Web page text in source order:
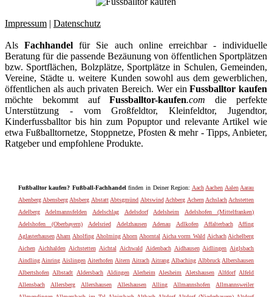
Impressum | Datenschutz
AlsFachhandel für Sie auch online erreichbar - individuelle
Beratung für die passende Bezäunung von öffentlichen Sportplätzen
bzw. Sportflächen, Bolzplätze, Sportplätze in Schulen, Gemeinden,
Vereine, Städte u. weitere Kunden sowohl aus dem gewerblichen,
öffentlichen als auch privaten Bereich. Wer einFussballtor kaufen
möchte bekommt aufFussballtor-kaufen.com die perfekte
Unterstützung - vom Großfeldtor, Kleinfeldtor, Jugendtor,
Kinderfussballtor bis hin zum Popuptor und relevante Artikel wie
etwa Fußballtornetze, Stoppnetze, Pfosten & mehr - Tipps, Anbieter,
Ratgeber und empfohlene Produkte.
Fußballtor kaufen? Fußball-Fachhandelfinden in Deiner Region: Aach Aachen Aalen Aarau
Abenberg Abensberg Absberg Abstatt Abtsgmünd Abtswind Achberg Achern Achslach Achstetten
Adelberg
Adelmannsfelden Adelschlag Adelsdorf Adelsheim
Adelshofen (Mittelfranken)
Adelshofen (Oberbayern)
Adelsried Adelzhausen Adenau Adlkofen Affalterbach
Affing
Aglasterhausen Aham Aholfing Aholming Ahorn Ahorntal Aicha vorm Wald Aichach Aichelberg
Aichen Aichhalden Aichstetten Aichtal Aichwald Aidenbach Aidhausen Aidlingen Aiglsbach
Aindling Ainring Aislingen Aiterhofen Aitern Aitrach Aitrang Albaching Albbruck Albershausen
Albertshofen Albstadt Aldersbach Aldingen Alerheim Alesheim Aletshausen Alfdorf Alfeld
Allensbach
Allersberg Allershausen Alleshausen Alling Allmannshofen
Allmannsweiler